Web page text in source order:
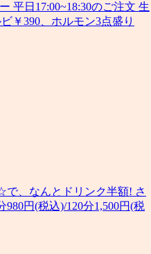
平日17:00~18:30のご注文 生
￥390、ホルモン3点盛り
、なんとドリンク半額! さ
円(税込)/120分1,500円(税